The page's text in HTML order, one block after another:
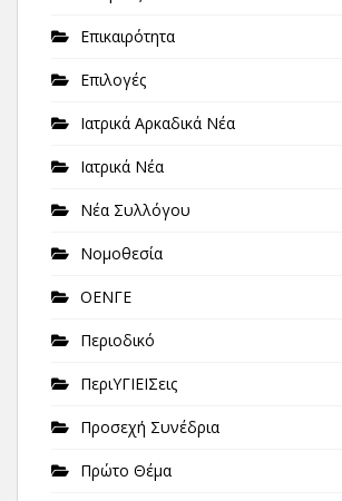
Επικαιρότητα
Επιλογές
Ιατρικά Αρκαδικά Νέα
Ιατρικά Νέα
Νέα Συλλόγου
Νομοθεσία
ΟΕΝΓΕ
Περιοδικό
ΠεριΥΓΙΕΙΣεις
Προσεχή Συνέδρια
Πρώτο Θέμα